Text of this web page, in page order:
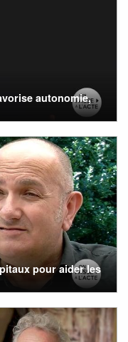
autonomie,
pour aider les